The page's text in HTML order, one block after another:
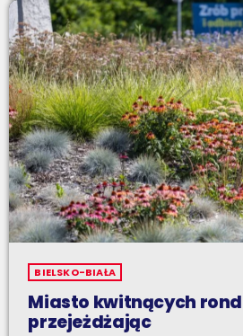
BIELSKO-BIAŁA
Miasto kwitnących
przejeżdżając